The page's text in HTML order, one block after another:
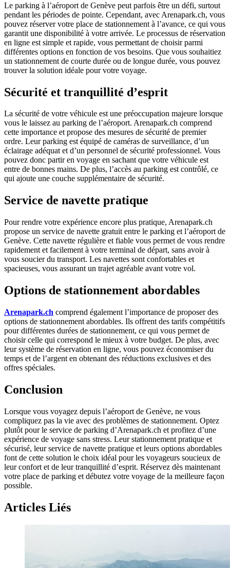
Le parking à l’aéroport de Genève peut parfois être un défi, surtout
pendant les périodes de pointe. Cependant, avec Arenapark.ch, vous
pouvez réserver votre place de stationnement à l’avance, ce qui vous
garantit une disponibilité à votre arrivée. Le processus de réservation
en ligne est simple et rapide, vous permettant de choisir parmi
différentes options en fonction de vos besoins. Que vous souhaitiez
un stationnement de courte durée ou de longue durée, vous pouvez
trouver la solution idéale pour votre voyage.
Sécurité et tranquillité d’esprit
La sécurité de votre véhicule est une préoccupation majeure lorsque
vous le laissez au parking de l’aéroport. Arenapark.ch comprend
cette importance et propose des mesures de sécurité de premier
ordre. Leur parking est équipé de caméras de surveillance, d’un
éclairage adéquat et d’un personnel de sécurité professionnel. Vous
pouvez donc partir en voyage en sachant que votre véhicule est
entre de bonnes mains. De plus, l’accès au parking est contrôlé, ce
qui ajoute une couche supplémentaire de sécurité.
Service de navette pratique
Pour rendre votre expérience encore plus pratique, Arenapark.ch
propose un service de navette gratuit entre le parking et l’aéroport de
Genève. Cette navette régulière et fiable vous permet de vous rendre
rapidement et facilement à votre terminal de départ, sans avoir à
vous soucier du transport. Les navettes sont confortables et
spacieuses, vous assurant un trajet agréable avant votre vol.
Options de stationnement abordables
Arenapark.ch comprend également l’importance de proposer des
options de stationnement abordables. Ils offrent des tarifs compétitifs
pour différentes durées de stationnement, ce qui vous permet de
choisir celle qui correspond le mieux à votre budget. De plus, avec
leur système de réservation en ligne, vous pouvez économiser du
temps et de l’argent en obtenant des réductions exclusives et des
offres spéciales.
Conclusion
Lorsque vous voyagez depuis l’aéroport de Genève, ne vous
compliquez pas la vie avec des problèmes de stationnement. Optez
plutôt pour le service de parking d’Arenapark.ch et profitez d’une
expérience de voyage sans stress. Leur stationnement pratique et
sécurisé, leur service de navette pratique et leurs options abordables
font de cette solution le choix idéal pour les voyageurs soucieux de
leur confort et de leur tranquillité d’esprit. Réservez dès maintenant
votre place de parking et débutez votre voyage de la meilleure façon
possible.
Articles Liés